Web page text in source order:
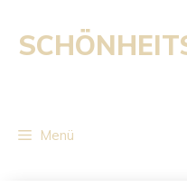
Inhalt
springen
Menü